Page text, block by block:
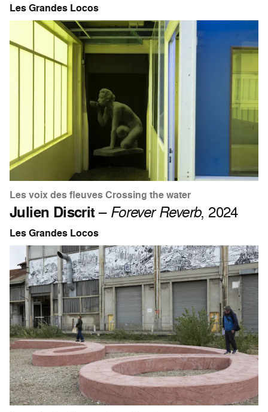
Les Grandes Locos
Les voix des fleuves Crossing the water
Julien Discrit– Forever Reverb, 2024
Les Grandes Locos